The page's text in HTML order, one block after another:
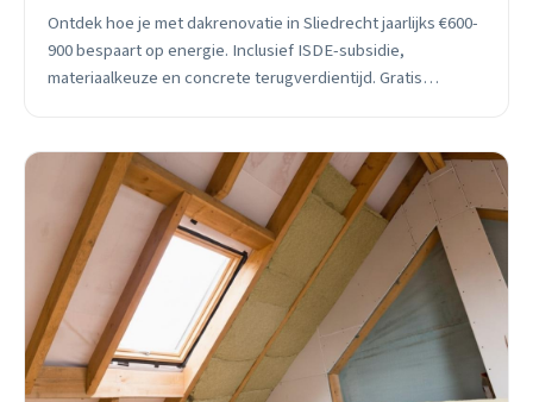
Ontdek hoe je met dakrenovatie in Sliedrecht jaarlijks €600-
900 bespaart op energie. Inclusief ISDE-subsidie,
materiaalkeuze en concrete terugverdientijd. Gratis